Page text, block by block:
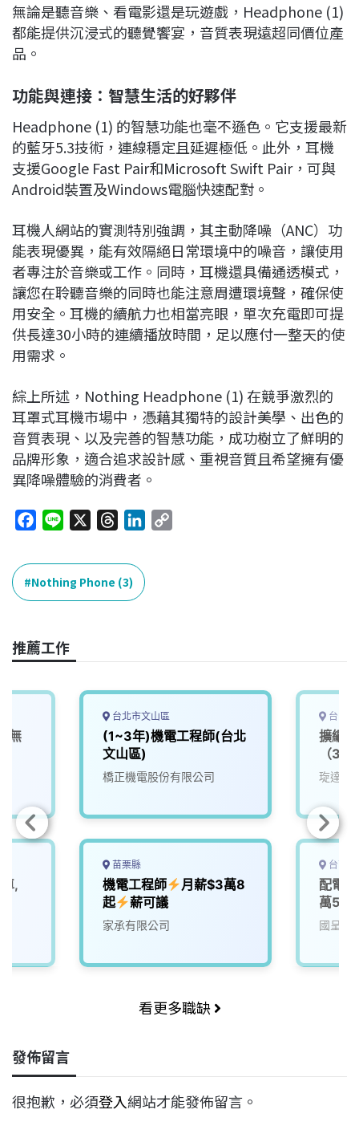
無論是聽音樂、看電影還是玩遊戲，Headphone (1)
都能提供沉浸式的聽覺饗宴，音質表現遠超同價位產
品。
功能與連接：智慧生活的好夥伴
Headphone (1) 的智慧功能也毫不遜色。它支援最新
的藍牙5.3技術，連線穩定且延遲極低。此外，耳機
支援Google Fast Pair和Microsoft Swift Pair，可與
Android裝置及Windows電腦快速配對。
耳機人網站的實測特別強調，其主動降噪（ANC）功
能表現優異，能有效隔絕日常環境中的噪音，讓使用
者專注於音樂或工作。同時，耳機還具備通透模式，
讓您在聆聽音樂的同時也能注意周遭環境聲，確保使
用安全。耳機的續航力也相當亮眼，單次充電即可提
供長達30小時的連續播放時間，足以應付一整天的使
用需求。
綜上所述，Nothing Headphone (1) 在競爭激烈的
耳罩式耳機市場中，憑藉其獨特的設計美學、出色的
音質表現、以及完善的智慧功能，成功樹立了鮮明的
品牌形象，適合追求設計感、重視音質且希望擁有優
異降噪體驗的消費者。
c
e
b
o
k
n
e
r
e
a
n
k
Nothing Phone (3)
推薦工作
*無
,
台北市文山區
(1~3年)機電工程師(台北
文山區)
橋正機電股份有限公司
苗栗縣
機電工程師
月薪$3萬8
起
薪可議
家承有限公司
台中
擴編-
（3
琁達科
台南
配電
萬5)
國呈儀
看更多職缺
發佈留言
很抱歉，必須登入網站才能發佈留言。